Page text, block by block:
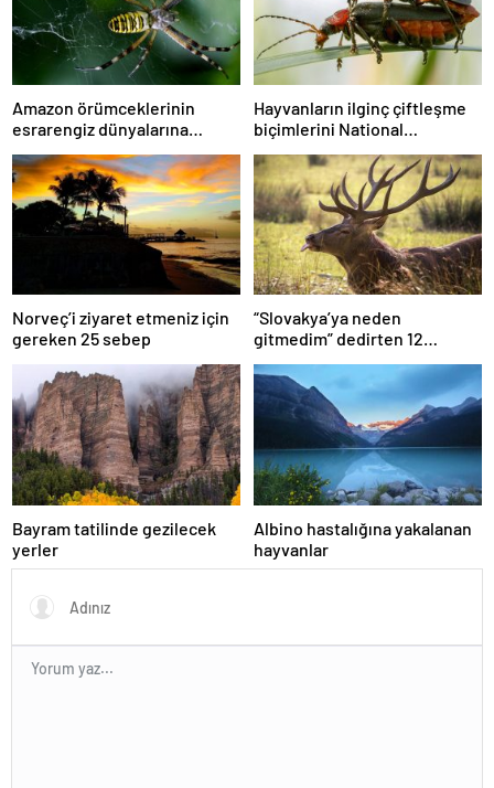
Amazon örümceklerinin
esrarengiz dünyalarına
gitmeye hazır olun.
Hayvanların ilginç çiftleşme
biçimlerini National
Geographic görüntüledi.
Norveç’i ziyaret etmeniz için
gereken 25 sebep
“Slovakya’ya neden
gitmedim” dedirten 12
fotoğraf
Bayram tatilinde gezilecek
yerler
Albino hastalığına yakalanan
hayvanlar